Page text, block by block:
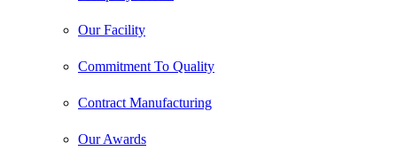
Our Facility
Commitment To Quality
Contract Manufacturing
Our Awards